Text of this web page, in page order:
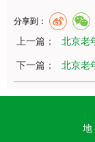
分享到：
上一篇： 北京老
下一篇： 北京老
地